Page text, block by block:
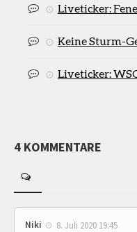
Liveticker:
Keine Sturm-
Liveticker:
4 KOMMENTARE
Niki 8. Juli 2020 19:45